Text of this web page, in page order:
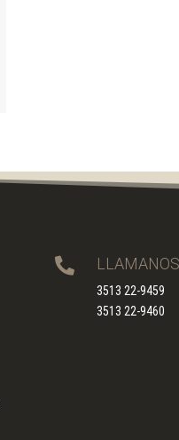
 LLAMANOS
3513 22-9459
3513 22-9460